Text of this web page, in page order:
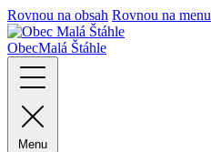
Rovnou na obsah Rovnou na menu
ObecMalá Štáhle
Menu